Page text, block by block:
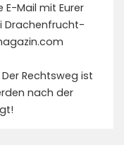
E-Mail mit Eurer
Drachenfrucht-
Der Rechtsweg ist
nach der